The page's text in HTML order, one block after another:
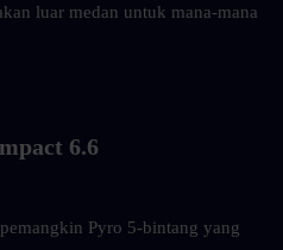
luar medan untuk mana-mana
6.6
Pyro 5-bintang yang